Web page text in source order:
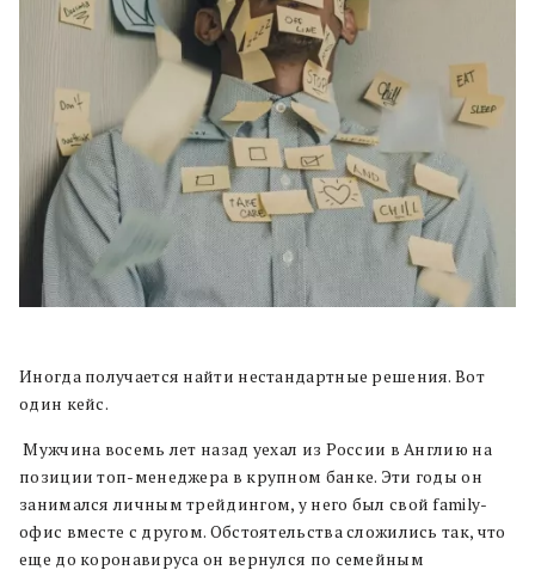
Иногда получается найти нестандартные решения. Вот
один кейс.
Мужчина восемь лет назад уехал из России в Англию на
позиции топ-менеджера в крупном банке. Эти годы он
занимался личным трейдингом, у него был свой family-
офис вместе с другом. Обстоятельства сложились так, что
еще до коронавируса он вернулся по семейным